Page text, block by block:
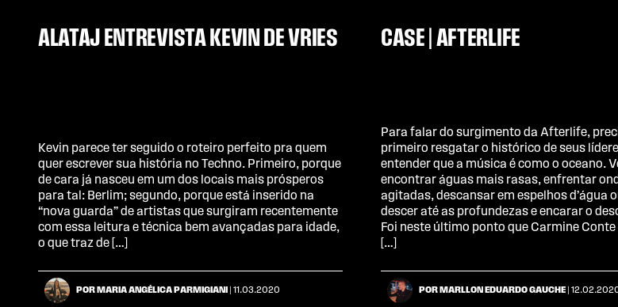
ALATAJ ENTREVISTA KEVIN DE VRIES
Kevin parece ter seguido o roteiro perfeito pra quem
quer escrever sua história no Techno. Primeiro, porque
de cara já nasceu em um dos locais mais prósperos
para tal: Berlim; segundo, porque está inserido na
“nova guarda” de artistas que surgiram recentemente
com essa leitura e técnica bem avançadas para idade,
o que traz de […]
POR MARIA ANGÉLICA PARMIGIANI | 11.03.2020
CASE | AFTERLIFE
Para falar do surgimento da Afterlife,
primeiro resgatar o histórico de seus
entender que a música é como o oceano.
encontrar águas mais rasas, enfrentar
agitadas, descansar em espelhos d’água
descer até as profundezas e encarar o
Foi neste último ponto que Carmine
[…]
POR MARLLON EDUARDO GAUCHE |